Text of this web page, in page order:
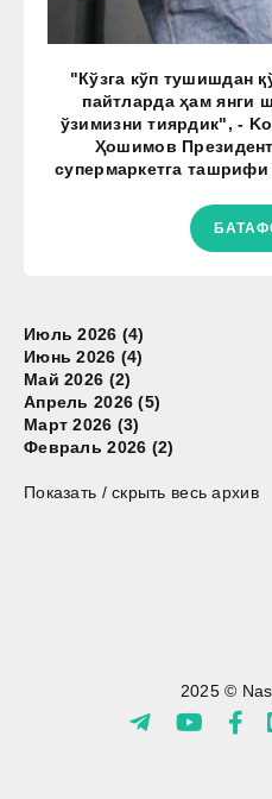
"Кўзга кўп тушишдан
пайтларда ҳам янги
ўзимизни тиярдик", -
Ҳошимов
супермаркетга
Июль 2026 (4)
Июнь 2026 (4)
Май 2026 (2)
Апрель 2026 (5)
Март 2026 (3)
Февраль 2026 (2)
Показать / скрыть весь архив
2025 ©